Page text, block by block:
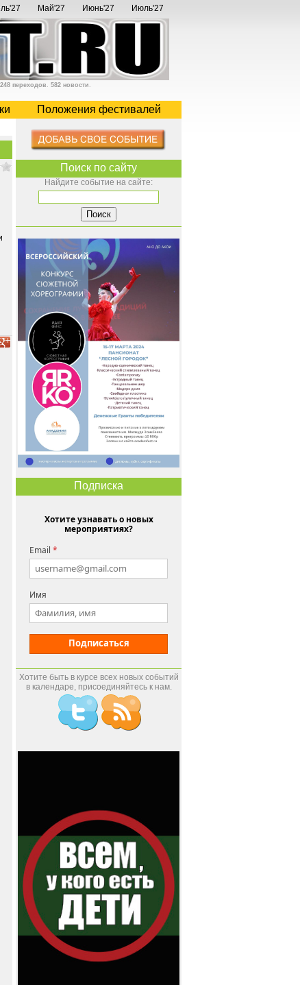
Май'27 Июнь'27 Июль'27
переходов. 582 новости .
Положения фестивалей
Поиск по сайту
Найдите событие на сайте:
Подписка
Хотите узнавать о новых
мероприятиях?
Email *
Имя
Подписаться
Хотите быть в курсе всех новых событий
в календаре, присоединяйтесь к нам.